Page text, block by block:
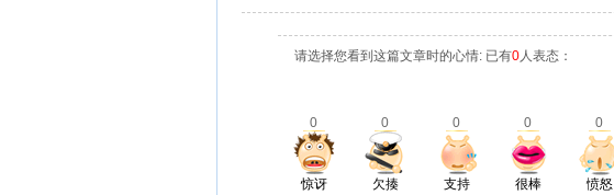
请选择您看到这篇文章时的心情: 已有0人表态：
0 0 0 0 0
惊讶 欠揍 支持 很棒 愤怒